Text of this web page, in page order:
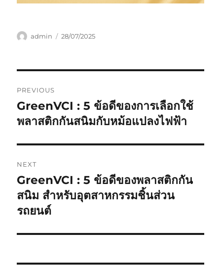
Author
admin
Posted
28/07/2025
navigation
PREVIOUS
Previous
post:
GreenVCI : 5 ข้อดีของการเลือกใช้
พลาสติกกันสนิมกับหม้อแปลงไฟฟ้า
NEXT
Next
post:
GreenVCI : 5 ข้อดีของพลาสติกกัน
สนิม สำหรับอุตสาหกรรมชิ้นส่วน
รถยนต์